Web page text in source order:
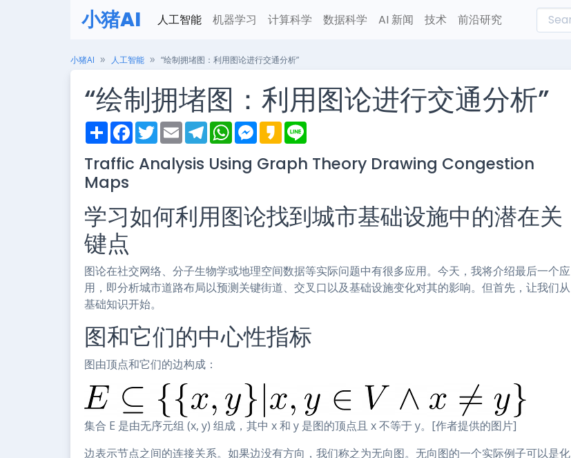
小猪AI 人工智能 机器学习 计算科学 数据科学 AI 新闻 技术 前沿研究
小猪AI 人工智能 “绘制拥堵图：利用图论进行交通分析”
“绘制拥堵图：利用图论进行交通分析”
S
h
r
e
F
a
e
b
k
T
w
t
t
E
m
i
T
e
e
g
m
W
h
t
s
p
M
e
s
e
e
r
K
a
a
o
e
Traffic Analysis Using Graph Theory Drawing Congestion
Maps
学习如何利用图论找到城市基础设施中的潜在关
键点
图论在社交网络、分子生物学或地理空间数据等实际问题中有很多应用。今天，我将介绍最后一个应
用，即分析城市道路布局以预测关键街道、交叉口以及基础设施变化对其的影响。但首先，让我们从
基础知识开始。
图和它们的中心性指标
图由顶点和它们的边构成：
集合 E 是由无序元组 (x, y) 组成，其中 x 和 y 是图的顶点且 x 不等于 y。[作者提供的图片]
边表示节点之间的连接关系。如果边没有方向，我们称之为无向图。无向图的一个实际例子可以是化